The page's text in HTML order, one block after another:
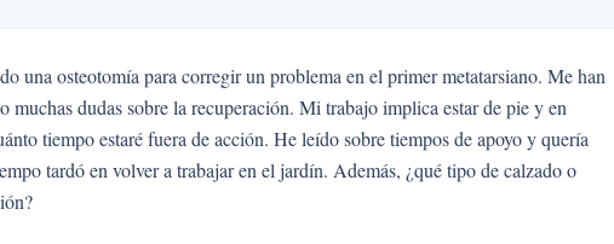
una osteotomía para corregir un problema en el primer metatarsiano. Me han
dudas sobre la recuperación. Mi trabajo implica estar de pie y en
tiempo estaré fuera de acción. He leído sobre tiempos de apoyo y quería
tardó en volver a trabajar en el jardín. Además, ¿qué tipo de calzado o